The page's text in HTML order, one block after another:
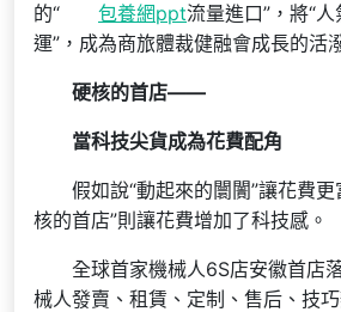
的“
包養網ppt流量進口”，將“
運”，成為商旅體裁健融會成長的活
硬核的首店——
當科技尖貨成為花費配角
假如說“動起來的闤闠”讓花費
核的首店”則讓花費增加了科技感。
全球首家機械人6S店安徽首店
械人發賣、租賃、定制、售后、技